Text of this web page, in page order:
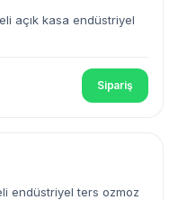
açık kasa endüstriyel
Sipariş
endüstriyel ters ozmoz